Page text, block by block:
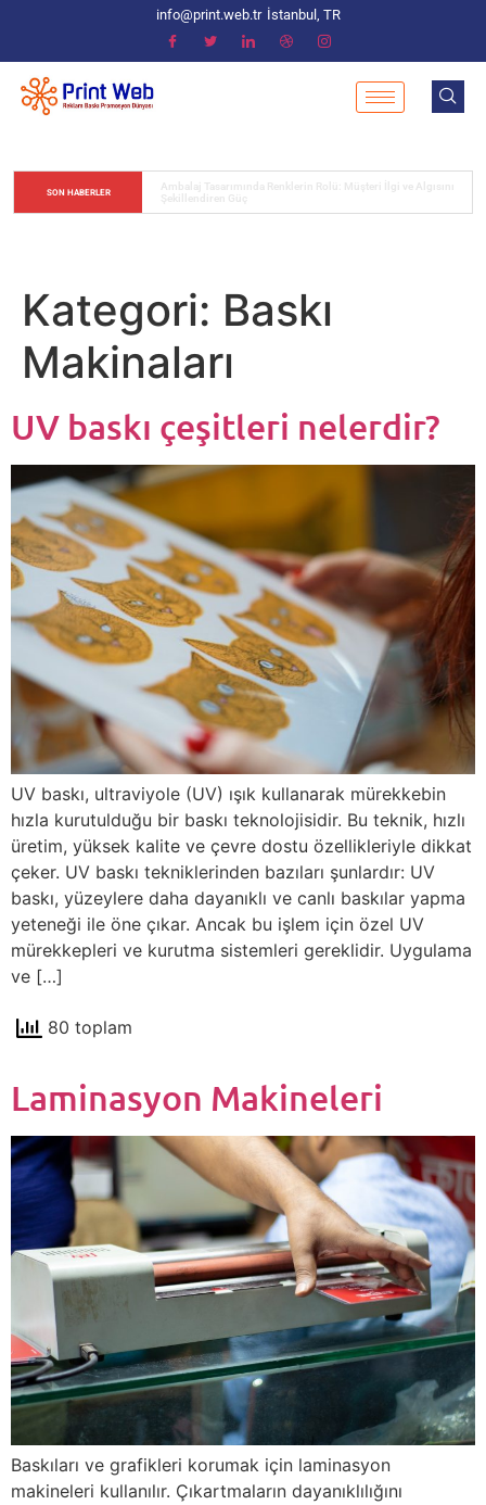
info@print.web.tr İstanbul, TR
SON HABERLER
Kategori: Baskı
Makinaları
UV baskı çeşitleri nelerdir?
UV baskı, ultraviyole (UV) ışık kullanarak mürekkebin
hızla kurutulduğu bir baskı teknolojisidir. Bu teknik, hızlı
üretim, yüksek kalite ve çevre dostu özellikleriyle dikkat
çeker. UV baskı tekniklerinden bazıları şunlardır: UV
baskı, yüzeylere daha dayanıklı ve canlı baskılar yapma
yeteneği ile öne çıkar. Ancak bu işlem için özel UV
mürekkepleri ve kurutma sistemleri gereklidir. Uygulama
ve […]
80 toplam
Laminasyon Makineleri
Baskıları ve grafikleri korumak için laminasyon
makineleri kullanılır. Çıkartmaların dayanıklılığını